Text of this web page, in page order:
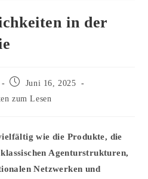
in der
BeitragJuni 16, 2025
zum Lesen
wie die Produkte, die
Agenturstrukturen,
Netzwerken und